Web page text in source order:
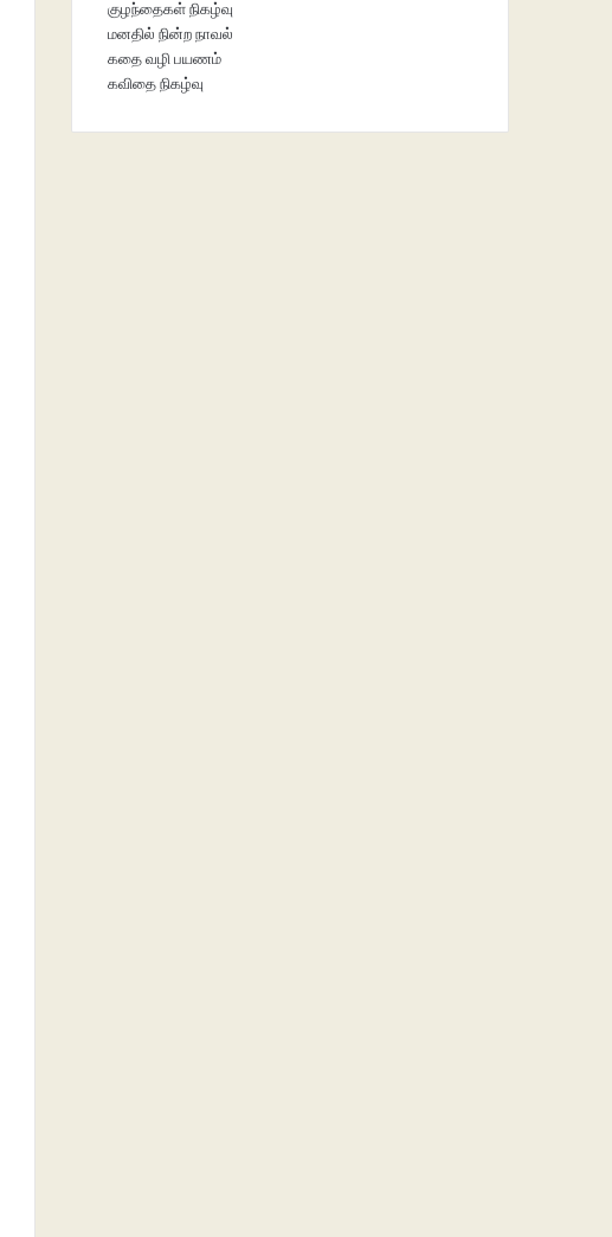
குழந்தைகள் நிகழ்வு
மனதில் நின்ற நாவல்
கதை வழி பயணம்
கவிதை நிகழ்வு